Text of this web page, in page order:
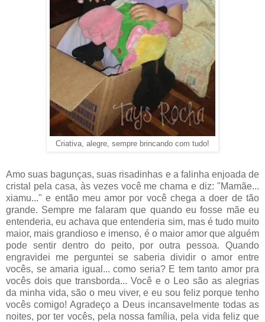
Criativa, alegre, sempre brincando com tudo!
Amo suas bagunças, suas risadinhas e a falinha enjoada de
cristal pela casa, às vezes você me chama e diz: "Mamãe...
xiamu..." e então meu amor por você chega a doer de tão
grande. Sempre me falaram que quando eu fosse mãe eu
entenderia, eu achava que entenderia sim, mas é tudo muito
maior, mais grandioso e imenso, é o maior amor que alguém
pode sentir dentro do peito, por outra pessoa. Quando
engravidei me perguntei se saberia dividir o amor entre
vocês, se amaria igual... como seria? E tem tanto amor pra
vocês dois que transborda... Você e o Leo são as alegrias
da minha vida, são o meu viver, e eu sou feliz porque tenho
vocês comigo! Agradeço a Deus incansavelmente todas as
noites, por ter vocês, pela nossa família, pela vida feliz que